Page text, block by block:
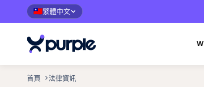
🇹🇼繁體中文
首頁 >法律資訊